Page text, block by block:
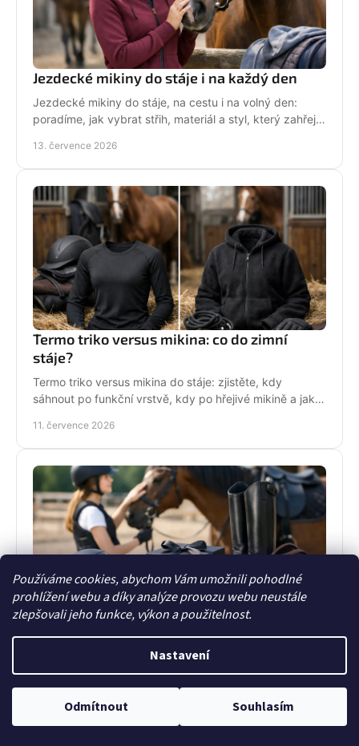
Používáme cookies, abychom Vám umožnili pohodlné
prohlížení webu a díky analýze provozu webu neustále
zlepšovali jeho funkce, výkon a použitelnost.
Nastavení
Odmítnout Souhlasím
Jezdecké mikiny do stáje i na každý den
Jezdecké mikiny do stáje, na cestu i na volný den:
poradíme, jak vybrat střih, materiál a styl, který zahřeje
13. července 2026
Termo triko versus mikina: co do zimní
stáje?
Termo triko versus mikina do stáje: zjistěte, kdy
sáhnout po funkční vrstvě, kdy po hřejivé mikině a jak
11. července 2026
Jaký dárek pro mladou jezdkyni vybrat
Poradíme s tipy, které potěší ve stáji, v sedle i doma a
neskončí zapomenuté v šuplíku.
9. července 2026
Každý měsíc soutěžíme
o poukaz v hodnotě 500
Kč. Chcete se zúčastnit?